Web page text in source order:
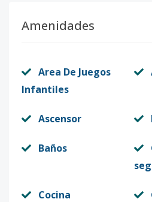
Amenidades
Area De Juegos
Infantiles
Ascensor
Baños
Cocina